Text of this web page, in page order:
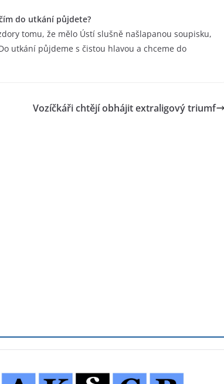
do utkání půjdete?
tomu, že mělo Ústí slušně našlapanou soupisku,
utkání půjdeme s čistou hlavou a chceme do
Vozíčkáři chtějí obhájit extraligový triumf